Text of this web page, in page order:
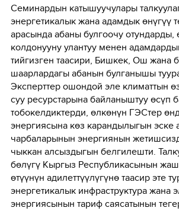
Семинардын катышуучулары
энергетикалык жана адамдык өнүгүү
арасында абаны булгоочу отундарды,
колдонууну улантуу менен
тийгизген таасири, Бишкек, Ош жана
шаарлардагы абанын булганышы
Эксперттер ошондой эле климаттын
суу ресурстарына байланыштуу өсүп
тобокелдиктерди, өлкөнүн ГЭСтер
энергиясына көз карандылыгын эске
чарбаларынын энергиянын
чыккан алсыздыгын белгилешти.
бөлүгү Кыргыз Республикасынын
өтүүнүн адилеттүүлүгүнө таасир эте
энергетикалык инфраструктура жана
энергиясынын тариф саясатынын